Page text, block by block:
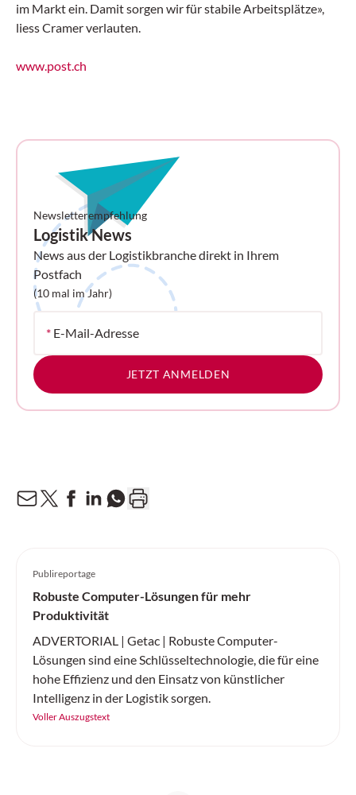
im Markt ein. Damit sorgen wir für stabile Arbeitsplätze»,
liess Cramer verlauten.
www.post.ch
Newsletterempfehlung
Logistik News
News aus der Logistikbranche direkt in Ihrem
Postfach
(10 mal im Jahr)
* E-Mail-Adresse
JETZT ANMELDEN
Publireportage
Robuste Computer-Lösungen für mehr
Produktivität
ADVERTORIAL | Getac | Robuste Computer-
Lösungen sind eine Schlüsseltechnologie, die für eine
hohe Effizienz und den Einsatz von künstlicher
Intelligenz in der Logistik sorgen.
Voller Auszugstext